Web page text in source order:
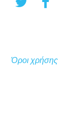
Όροι χρήσης